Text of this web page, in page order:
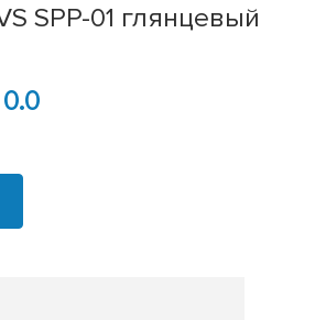
SPP-01 глянцевый
0.0